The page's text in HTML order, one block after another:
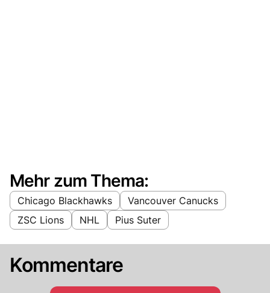
Mehr zum Thema:
Chicago Blackhawks
Vancouver Canucks
ZSC Lions
NHL Pius Suter
Kommentare